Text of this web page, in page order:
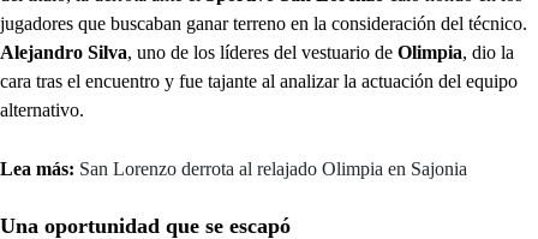
jugadores que buscaban ganar terreno en la consideración del técnico.
Alejandro Silva, uno de los líderes del vestuario de Olimpia, dio la
cara tras el encuentro y fue tajante al analizar la actuación del equipo
alternativo.
Lea más: San Lorenzo derrota al relajado Olimpia en Sajonia
Una oportunidad que se escapó